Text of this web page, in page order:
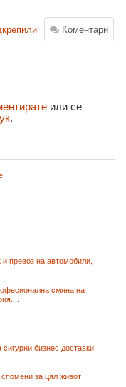
Коментари
или се
.
превоз на автомобили,
смяна на
бизнес доставки
за цял живот